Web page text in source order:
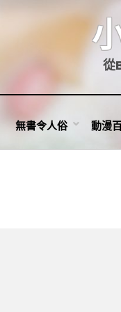
從
無書令人俗 動漫